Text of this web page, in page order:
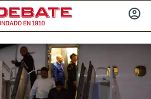
EN 1910